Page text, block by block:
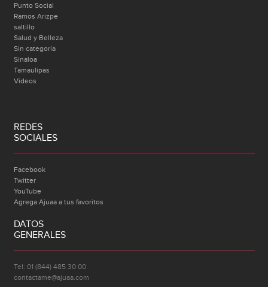
Punto Social
Ramos Arizpe
saltillo
Salud y Belleza
Sin categoría
Sinaloa
Tamaulipas
Videos
REDES
SOCIALES
Facebook
Twitter
YouTube
Agrega Ajuaa a tus favoritos
DATOS
GENERALES
Tel: 01 (844) 485 30 00
contactame@ajuaa.com